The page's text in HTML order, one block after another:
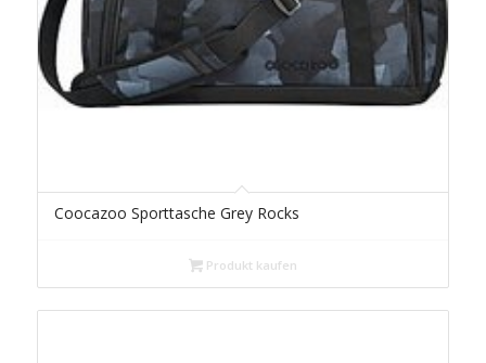
Coocazoo Sporttasche Grey Rocks
Produkt kaufen